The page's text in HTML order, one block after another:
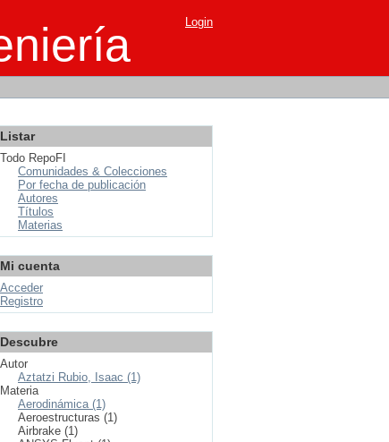
Login
Listar
Todo RepoFI
Comunidades & Colecciones
Por fecha de publicación
Autores
Títulos
Materias
Mi cuenta
Acceder
Registro
Descubre
Autor
Aztatzi Rubio, Isaac (1)
Materia
Aerodinámica (1)
Aeroestructuras (1)
Airbrake (1)